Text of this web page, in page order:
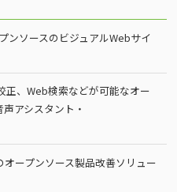
ンソースのビジュアルWebサイ
正、Web検索などが可能なオー
アシスタント・
ープンソース製品改善ソリュー